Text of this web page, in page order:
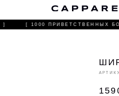
[ 1000 ПРИВЕТСТВЕННЫХ